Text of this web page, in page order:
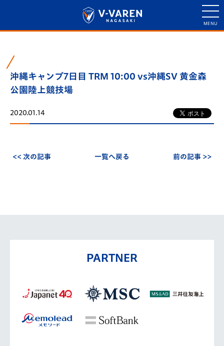
沖縄キャンプ7日目 TRM 10:00 vs沖縄SV 黄金森
公園陸上競技場
2020.01.14
<< 次の記事 一覧へ戻る 前の記事 >>
PARTNER